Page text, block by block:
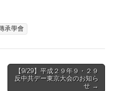
承學會
【9/29】平成２９年９・２９
反中共デー東京大会のお知ら
せ →